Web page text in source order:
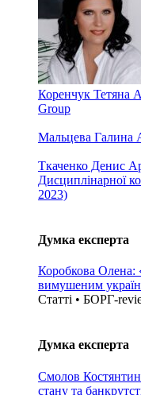
Коренчук Тетяна
Group
Мальцева Галина
Ткаченко Денис
Дисциплінарної
2023)
Думка експерта
Коробкова Олена:
вимушеним
Статті • БОРГ-
Думка експерта
Смолов
стану та